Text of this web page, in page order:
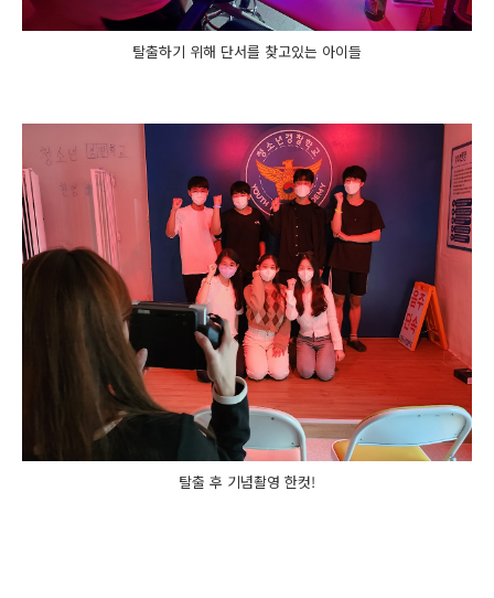
탈출하기 위해 단서를 찾고있는 아이들
탈출 후 기념촬영 한컷!